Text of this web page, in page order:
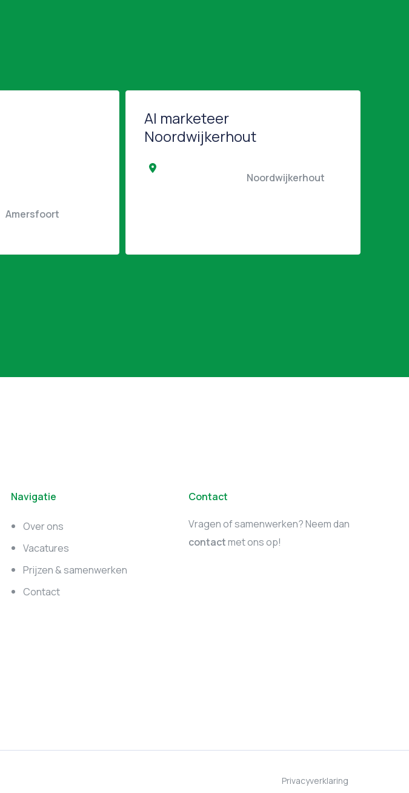
AI marketeer
Noordwijkerhout
Navigatie
Over ons
Vacatures
Prijzen & samenwerken
Contact
Contact
Vragen of samenwerken? Neem dan
contactmet ons op!
Privacyverklaring